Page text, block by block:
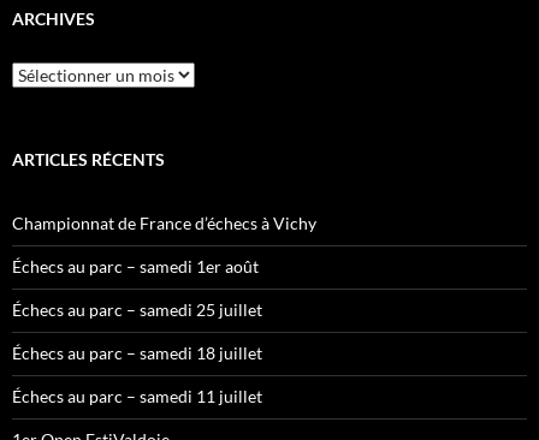
ARCHIVES
Archives
ARTICLES RÉCENTS
Championnat de France d’échecs à Vichy
Échecs au parc – samedi 1er août
Échecs au parc – samedi 25 juillet
Échecs au parc – samedi 18 juillet
Échecs au parc – samedi 11 juillet